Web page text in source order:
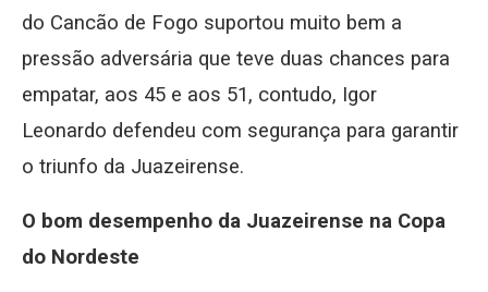
do Cancão de Fogo suportou muito bem a
pressão adversária que teve duas chances para
empatar, aos 45 e aos 51, contudo, Igor
Leonardo defendeu com segurança para garantir
o triunfo da Juazeirense.
O bom desempenho da Juazeirense na Copa
do Nordeste